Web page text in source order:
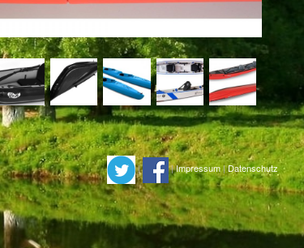
| |Impressum|Datenschutz